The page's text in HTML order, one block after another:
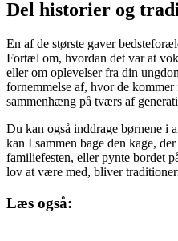
Del historier og
En af de største gaver
Fortæl om, hvordan det var at
eller om oplevelser fra din
fornemmelse af, hvor de
sammenhæng på tværs af
Du kan også inddrage børnene i
kan I sammen bage den kage,
familiefesten, eller pynte bordet
lov at være med, bliver
Læs også: